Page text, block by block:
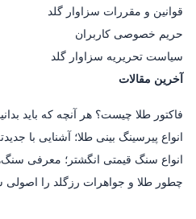
قوانین و مقررات سزاوار گلد
حریم خصوصی کاربران
سیاست تحریریه سزاوار گلد
آخرین مقالات
فاکتور طلا چیست؟ هر آنچه که باید
انواع پیرسینگ بینی طلا؛ آشنایی با
انواع سنگ قیمتی انگشتر؛ معرفی
چطور طلا و جواهرات رزگلد را اصولی